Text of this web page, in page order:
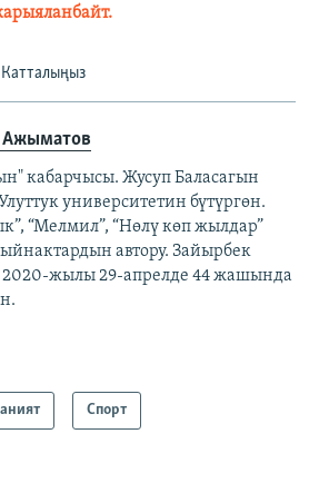
Катталыңыз
Ажыматов
кабарчысы. Жусуп Баласагын
университетин бүтүргөн.
“Мелмил”, “Нөлү көп жылдар”
автору. Зайырбек
жылы 29-апрелде 44 жашында
Спорт